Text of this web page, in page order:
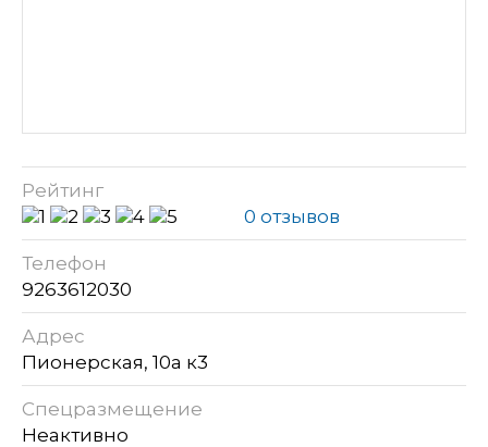
Рейтинг
0 отзывов
Телефон
9263612030
Адрес
Пионерская, 10а к3
Спецразмещение
Неактивно